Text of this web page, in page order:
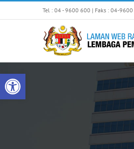
Open toolbar
to
Tel : 04 - 9600 600 | Faks : 04-